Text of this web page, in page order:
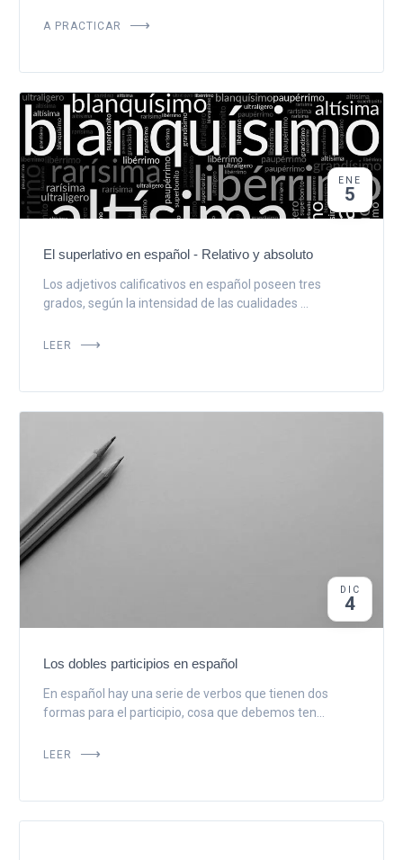
A PRACTICAR
ENE
5
El superlativo en español - Relativo y absoluto
Los adjetivos calificativos en español poseen tres
grados, según la intensidad de las cualidades ...
LEER
DIC
4
Los dobles participios en español
En español hay una serie de verbos que tienen dos
formas para el participio, cosa que debemos ten...
LEER